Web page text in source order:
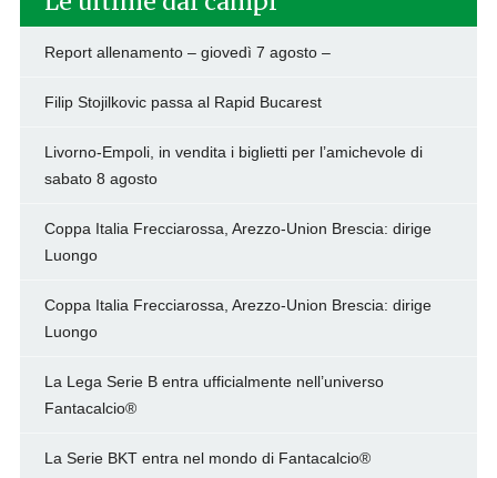
Report allenamento – giovedì 7 agosto –
Filip Stojilkovic passa al Rapid Bucarest
Livorno-Empoli, in vendita i biglietti per l’amichevole di
sabato 8 agosto
Coppa Italia Frecciarossa, Arezzo-Union Brescia: dirige
Luongo
Coppa Italia Frecciarossa, Arezzo-Union Brescia: dirige
Luongo
La Lega Serie B entra ufficialmente nell’universo
Fantacalcio®
La Serie BKT entra nel mondo di Fantacalcio®